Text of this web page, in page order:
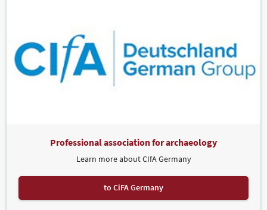
Professional association for archaeology
Learn more about CIfA Germany
to CiFA Germany